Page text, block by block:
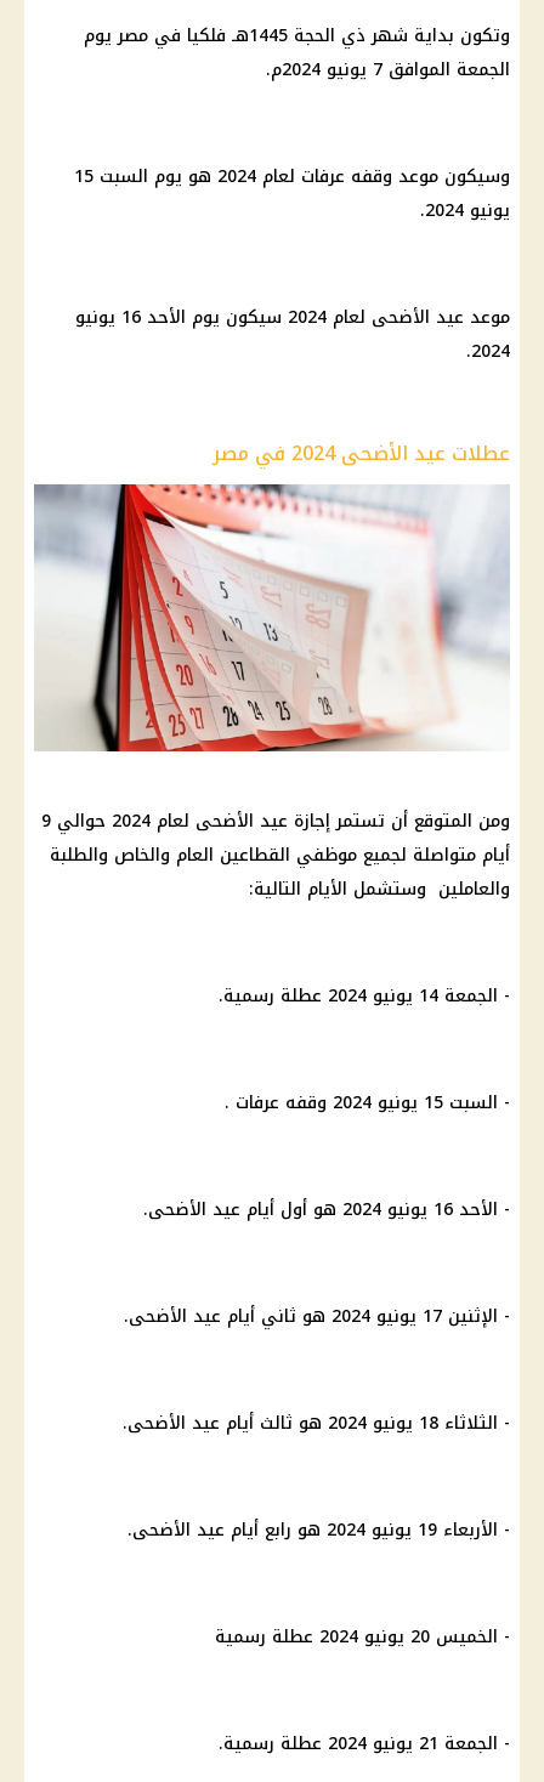
وتكون بداية شهر ذي الحجة 1445هـ فلكيا في مصر يوم
الجمعة الموافق 7 يونيو 2024م.
وسيكون موعد وقفه عرفات لعام 2024 هو يوم السبت 15
يونيو 2024.
موعد عيد الأضحى لعام 2024 سيكون يوم الأحد 16 يونيو
2024.
عطلات عيد الأضحى 2024 في مصر
ومن المتوقع أن تستمر إجازة عيد الأضحى لعام 2024 حوالي 9
أيام متواصلة لجميع موظفي القطاعين العام والخاص والطلبة
والعاملين وستشمل الأيام التالية:
- الجمعة 14 يونيو 2024 عطلة رسمية.
- السبت 15 يونيو 2024 وقفه عرفات .
- الأحد 16 يونيو 2024 هو أول أيام عيد الأضحى.
- الإثنين 17 يونيو 2024 هو ثاني أيام عيد الأضحى.
- الثلاثاء 18 يونيو 2024 هو ثالث أيام عيد الأضحى.
- الأربعاء 19 يونيو 2024 هو رابع أيام عيد الأضحى.
- الخميس 20 يونيو 2024 عطلة رسمية
- الجمعة 21 يونيو 2024 عطلة رسمية.